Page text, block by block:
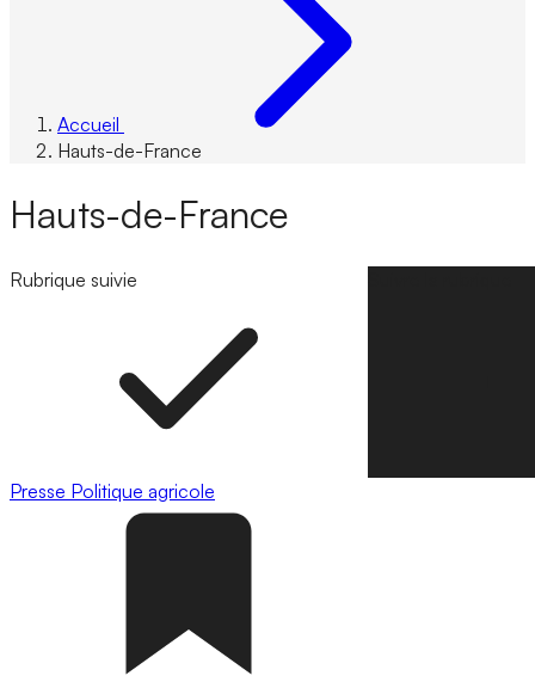
Accueil
Hauts-de-France
Hauts-de-France
Rubrique suivie
Presse Politique agricole